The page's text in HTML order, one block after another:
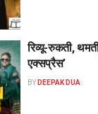
रिव्यू-रुकती,
एक्सप्रैस’
BY DEEPAK DUA